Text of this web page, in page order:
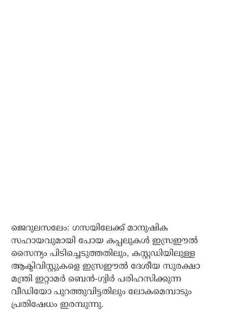
ജെറുലസലേം: ഗസയിലേക്ക് മാനുഷിക
സഹായവുമായി പോയ കപ്പലുകള്‍ ഇസ്രഈല്‍
സൈന്യം പിടിച്ചെടുത്തതിലും, കസ്റ്റഡിയിലുള്ള
ആക്ടിവിസ്റ്റുകളെ ഇസ്രഈല്‍ ദേശീയ സുരക്ഷാ
മന്ത്രി ഇറ്റാമര്‍ ബെന്‍-ഗ്വിര്‍ പരിഹസിക്കുന്ന
വീഡിയോ പുറത്തുവിട്ടതിലും ലോകമെമ്പാടും
പ്രതിഷേധം ഇരമ്പുന്നു.